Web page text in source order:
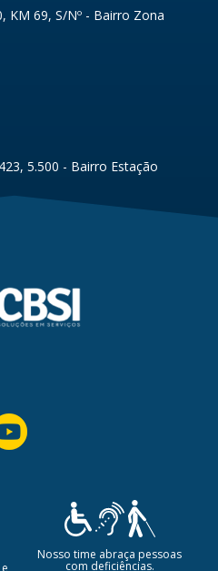
KM 69, S/Nº - Bairro Zona
5.500 - Bairro Estação
Nosso time abraça pessoas
com deficiências.